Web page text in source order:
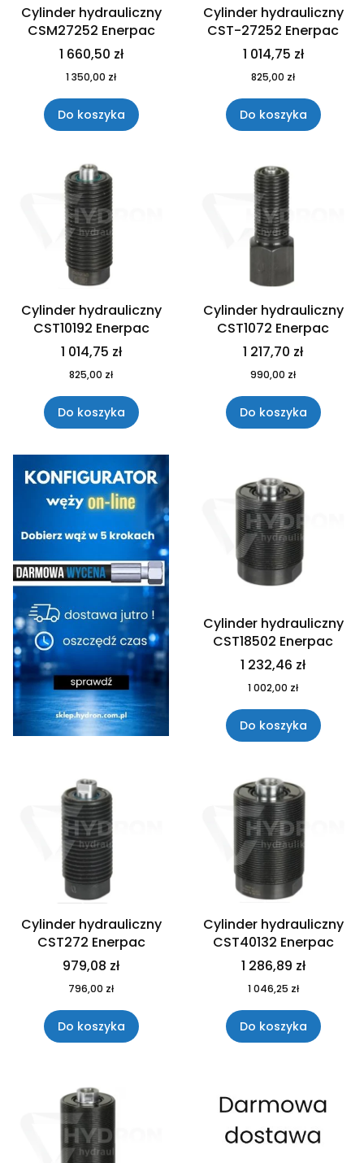
Cylinder hydrauliczny
CSM27252 Enerpac
1 660,50 zł
1 350,00 zł
Do koszyka
Cylinder hydrauliczny
CST-27252 Enerpac
1 014,75 zł
825,00 zł
Do koszyka
Cylinder hydrauliczny
CST10192 Enerpac
1 014,75 zł
825,00 zł
Do koszyka
Cylinder hydrauliczny
CST1072 Enerpac
1 217,70 zł
990,00 zł
Do koszyka
Cylinder hydrauliczny
CST18502 Enerpac
1 232,46 zł
1 002,00 zł
Do koszyka
Cylinder hydrauliczny
CST272 Enerpac
979,08 zł
796,00 zł
Do koszyka
Cylinder hydrauliczny
CST40132 Enerpac
1 286,89 zł
1 046,25 zł
Do koszyka